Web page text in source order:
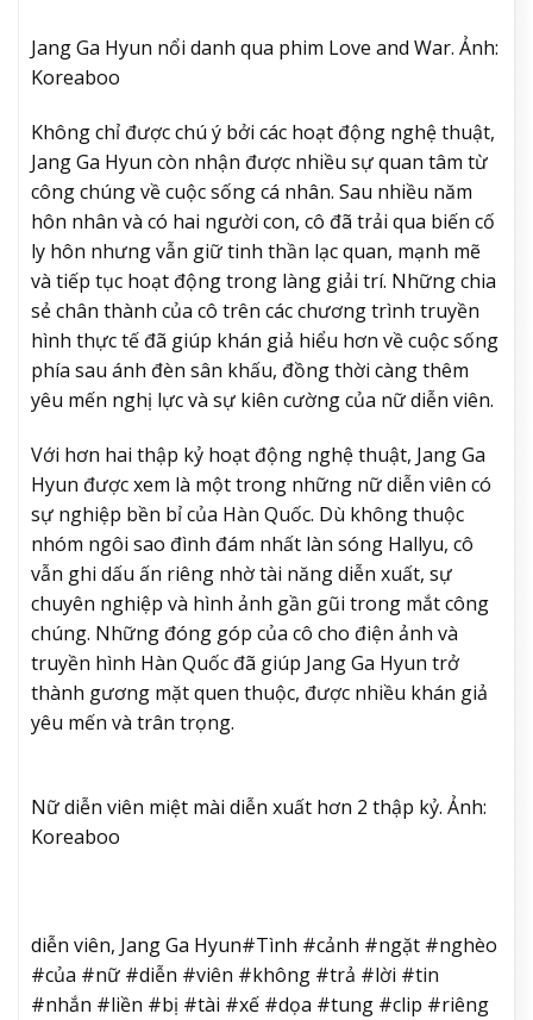
Jang Ga Hyun nổi danh qua phim Love and War. Ảnh:
Koreaboo
Không chỉ được chú ý bởi các hoạt động nghệ thuật,
Jang Ga Hyun còn nhận được nhiều sự quan tâm từ
công chúng về cuộc sống cá nhân. Sau nhiều năm
hôn nhân và có hai người con, cô đã trải qua biến cố
ly hôn nhưng vẫn giữ tinh thần lạc quan, mạnh mẽ
và tiếp tục hoạt động trong làng giải trí. Những chia
sẻ chân thành của cô trên các chương trình truyền
hình thực tế đã giúp khán giả hiểu hơn về cuộc sống
phía sau ánh đèn sân khấu, đồng thời càng thêm
yêu mến nghị lực và sự kiên cường của nữ diễn viên.
Với hơn hai thập kỷ hoạt động nghệ thuật, Jang Ga
Hyun được xem là một trong những nữ diễn viên có
sự nghiệp bền bỉ của Hàn Quốc. Dù không thuộc
nhóm ngôi sao đình đám nhất làn sóng Hallyu, cô
vẫn ghi dấu ấn riêng nhờ tài năng diễn xuất, sự
chuyên nghiệp và hình ảnh gần gũi trong mắt công
chúng. Những đóng góp của cô cho điện ảnh và
truyền hình Hàn Quốc đã giúp Jang Ga Hyun trở
thành gương mặt quen thuộc, được nhiều khán giả
yêu mến và trân trọng.
Nữ diễn viên miệt mài diễn xuất hơn 2 thập kỷ. Ảnh:
Koreaboo
diễn viên, Jang Ga Hyun#Tình #cảnh #ngặt #nghèo
#của #nữ #diễn #viên #không #trả #lời #tin
#nhắn #liền #bị #tài #xế #dọa #tung #clip #riêng